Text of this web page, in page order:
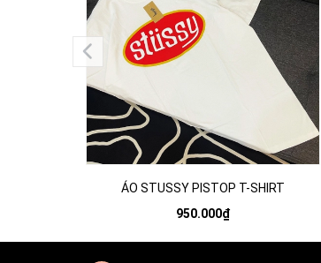
ÁO STUSSY PISTOP T-SHIRT
950.000₫